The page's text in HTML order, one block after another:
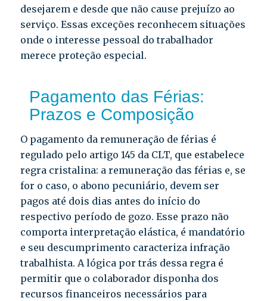
desejarem e desde que não cause prejuízo ao
serviço. Essas exceções reconhecem situações
onde o interesse pessoal do trabalhador
merece proteção especial.
Pagamento das Férias:
Prazos e Composição
O pagamento da remuneração de férias é
regulado pelo artigo 145 da CLT, que estabelece
regra cristalina: a remuneração das férias e, se
for o caso, o abono pecuniário, devem ser
pagos até dois dias antes do início do
respectivo período de gozo. Esse prazo não
comporta interpretação elástica, é mandatório
e seu descumprimento caracteriza infração
trabalhista. A lógica por trás dessa regra é
permitir que o colaborador disponha dos
recursos financeiros necessários para